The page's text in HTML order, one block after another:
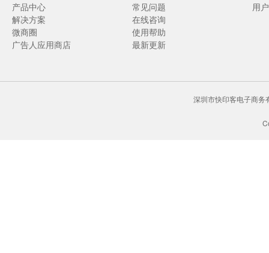
产品中心
解决方案
微商圈
广告人应用商店
常见问题
在线咨询
使用帮助
最新更新
用
深圳市快印客电子商